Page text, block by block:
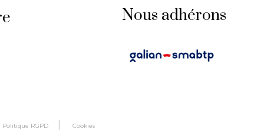
Nous adhérons
Politique RGPD Cookies